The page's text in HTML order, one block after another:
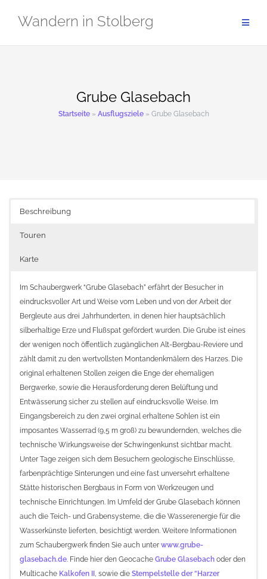
InhaltWandern in Stolberg
Grube Glasebach
Startseite» Ausflugsziele» Grube Glasebach
Beschreibung
Touren
Karte
Im Schaubergwerk “Grube Glasebach” erfährt der Besucher in
eindrucksvoller Art und Weise vom Leben und von der Arbeit der
Bergleute aus drei Jahrhunderten, in denen hier hauptsächlich
silberhaltige Erze und Flußspat gefördert wurden. Die Grube ist eines
der wenigen noch öffentlich zugänglichen Alt-Bergbau-Reviere und
zählt damit zu den wertvollsten Montandenkmälern des Harzes. Die
original erhaltenen Stollen zeigen die Enge der ehemaligen
Bergwerke, sowie die Herausforderung deren Belüftung und
Entwässerung sicher zu stellen auf eindrucksvolle Weise. Im
Eingangsbereich zu den zwei orginal erhaltene Sohlen ist ein
imposantes Wasserrad (9,5 m groß) zu bewundernden, welches die
technische Wirkungsweise der Schwingenkunst sichtbar macht.
Unter Tage zeigen sich dem Besuchern geologische Einschlüsse,
farbenprächtige Sinterungen und eine fast unversehrt erhaltene
Stätte historischen Bergbaus in Form von Werkzeugen und
technische Einrichtungen. Im Umfeld der Grube Glasebach können
auch die Teich- und Grabensysteme, die die Wasserenergie für die
Wasserkünste lieferten, besichtigt werden. Weitere Informationen
zum Schaubergwerk finden Sie auch unter www.grube-
glasebach.de. Finde hier den Geocache Grube Glasebach oder den
Multicache Kalkofen II , sowie die Stempelstelle der “Harzer